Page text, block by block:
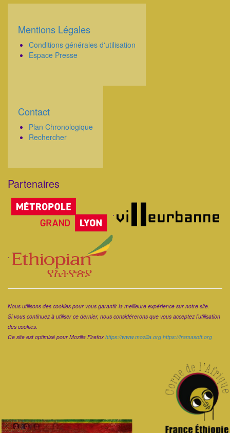
Corps
Mentions Légales
Conditions générales d'utilisation
Espace Presse
Corps
Contact
Plan Chronologique
Rechercher
Partenaires
Corps
.
.
Nous utilisons des cookies pour vous garantir la meilleure expérience sur notre site.
Si vous continuez à utiliser ce dernier, nous considérerons que vous acceptez l'utilisation
des cookies.
Ce site est optimisé pour Mozilla Firefoxhttps://www.mozilla.org https://framasoft.org